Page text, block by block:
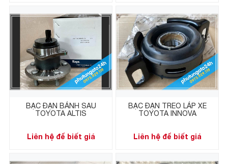
BẠC ĐẠN BÁNH SAU
TOYOTA ALTIS
Liên hệ để biết giá
BẠC ĐẠN TREO LÁP XE
TOYOTA INNOVA
Liên hệ để biết giá